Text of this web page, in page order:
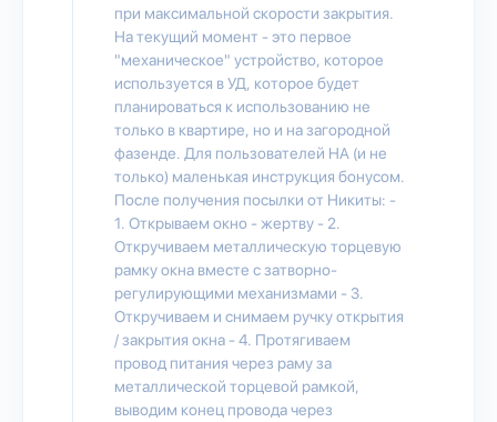
при максимальной скорости закрытия.
На текущий момент - это первое
"механическое" устройство, которое
используется в УД, которое будет
планироваться к использованию не
только в квартире, но и на загородной
фазенде. Для пользователей HA (и не
только) маленькая инструкция бонусом.
После получения посылки от Никиты: -
1. Открываем окно - жертву - 2.
Откручиваем металлическую торцевую
рамку окна вместе с затворно-
регулирующими механизмами - 3.
Откручиваем и снимаем ручку открытия
/ закрытия окна - 4. Протягиваем
провод питания через раму за
металлической торцевой рамкой,
выводим конец провода через